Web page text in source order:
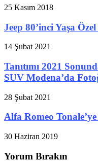
25 Kasım 2018
Jeep 80’inci Yaşa
14 Şubat 2021
Tanıtımı 2021
SUV Modena’da
28 Şubat 2021
Alfa Romeo
30 Haziran 2019
Yorum Bırakın